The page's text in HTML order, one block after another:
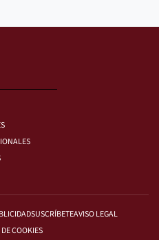
SUSCRÍBETEAVISO LEGAL
COOKIES